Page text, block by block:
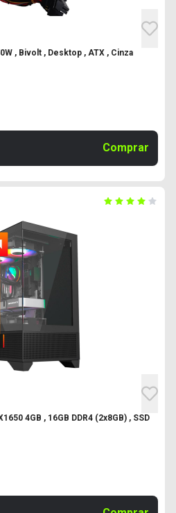
, Bivolt , Desktop , ATX , Cinza
Comprar
4GB , 16GB DDR4 (2x8GB) , SSD